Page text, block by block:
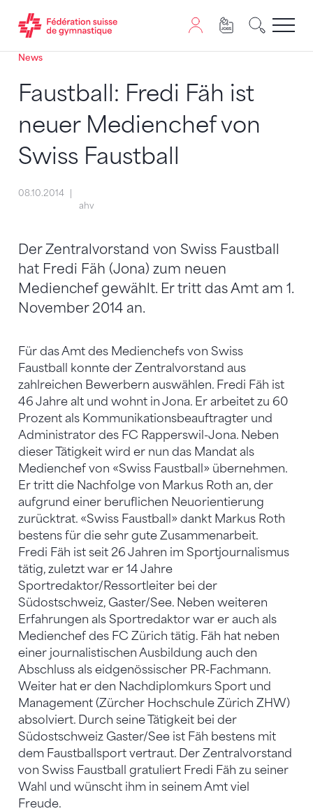
Passer au contenu
Naviguer vers le plan du siten
JavaScript est nécessaire pour naviguer sur ce site.
News
Faustball: Fredi Fäh ist
neuer Medienchef von
Swiss Faustball
08.10.2014
ahv
Der Zentralvorstand von Swiss Faustball
hat Fredi Fäh (Jona) zum neuen
Medienchef gewählt. Er tritt das Amt am 1.
November 2014 an.
Für das Amt des Medienchefs von Swiss
Faustball konnte der Zentralvorstand aus
zahlreichen Bewerbern auswählen. Fredi Fäh ist
46 Jahre alt und wohnt in Jona. Er arbeitet zu 60
Prozent als Kommunikationsbeauftragter und
Administrator des FC Rapperswil-Jona. Neben
dieser Tätigkeit wird er nun das Mandat als
Medienchef von «Swiss Faustball» übernehmen.
Er tritt die Nachfolge von Markus Roth an, der
aufgrund einer beruflichen Neuorientierung
zurücktrat. «Swiss Faustball» dankt Markus Roth
bestens für die sehr gute Zusammenarbeit.
Fredi Fäh ist seit 26 Jahren im Sportjournalismus
tätig, zuletzt war er 14 Jahre
Sportredaktor/Ressortleiter bei der
Südostschweiz, Gaster/See. Neben weiteren
Erfahrungen als Sportredaktor war er auch als
Medienchef des FC Zürich tätig. Fäh hat neben
einer journalistischen Ausbildung auch den
Abschluss als eidgenössischer PR-Fachmann.
Weiter hat er den Nachdiplomkurs Sport und
Management (Zürcher Hochschule Zürich ZHW)
absolviert. Durch seine Tätigkeit bei der
Südostschweiz Gaster/See ist Fäh bestens mit
dem Faustballsport vertraut. Der Zentralvorstand
von Swiss Faustball gratuliert Fredi Fäh zu seiner
Wahl und wünscht ihm in seinem Amt viel
Freude.